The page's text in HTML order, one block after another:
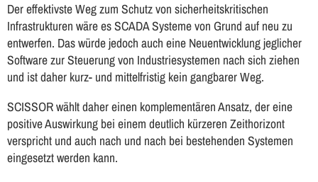
Der effektivste Weg zum Schutz von sicherheitskritischen
Infrastrukturen wäre es SCADA Systeme von Grund auf neu zu
entwerfen. Das würde jedoch auch eine Neuentwicklung jeglicher
Software zur Steuerung von Industriesystemen nach sich ziehen
und ist daher kurz- und mittelfristig kein gangbarer Weg.
SCISSOR wählt daher einen komplementären Ansatz, der eine
positive Auswirkung bei einem deutlich kürzeren Zeithorizont
verspricht und auch nach und nach bei bestehenden Systemen
eingesetzt werden kann.